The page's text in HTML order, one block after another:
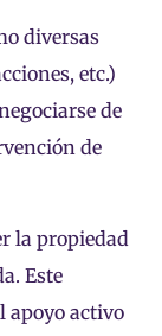
diversas
etc.)
de
de
la propiedad
Este
apoyo activo